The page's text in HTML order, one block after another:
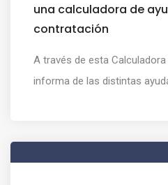
una calculadora de
contratación
A través de esta
informa de las distintas